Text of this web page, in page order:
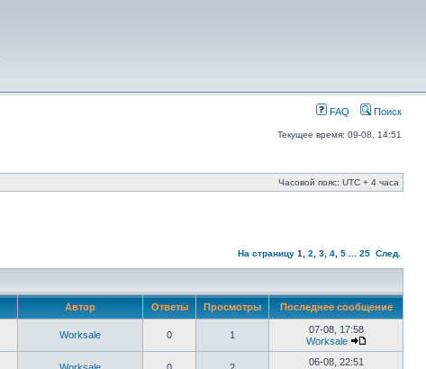
FAQ Поиск
Текущее время: 09-08, 14:51
Часовой пояс: UTC + 4 часа
На страницу 1 2 3 4 5 25 След.
Автор Ответы Просмотры Последнее сообщение
Worksale 0 1
07-08, 17:58
Worksale
06-08, 22:51